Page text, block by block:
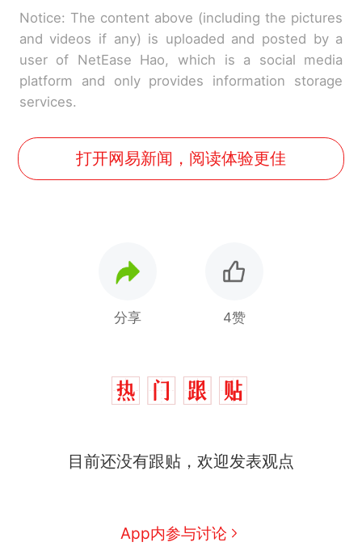
Notice: The content above (including the pictures
and videos if any) is uploaded and posted by a
user of NetEase Hao, which is a social media
platform and only provides information storage
services.
打开网易新闻，阅读体验更佳
分享 4赞
目前还没有跟贴，欢迎发表观点
App内参与讨论
哥士兵搬起大石块投向移民引
协会回应
男子上山采菌偶然发现鸡枞菌
窝，原地守1天等它长大：挖了